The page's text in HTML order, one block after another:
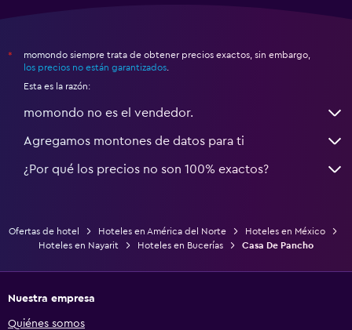
*
momondo siempre trata de obtener precios exactos, sin embargo,
los precios no están garantizados
Esta es la razón:
momondo no es el vendedor.
Agregamos montones de datos para ti
¿Por qué los precios no son 100% exactos?
Ofertas de hotel Hoteles en América del Norte
Hoteles en México
Hoteles en Nayarit
Hoteles en Bucerías Casa De Pancho
Nuestra empresa
Quiénes somos